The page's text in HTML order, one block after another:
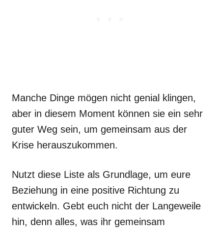
Manche Dinge mögen nicht genial klingen,
aber in diesem Moment können sie ein sehr
guter Weg sein, um gemeinsam aus der
Krise herauszukommen.
Nutzt diese Liste als Grundlage, um eure
Beziehung in eine positive Richtung zu
entwickeln. Gebt euch nicht der Langeweile
hin, denn alles, was ihr gemeinsam